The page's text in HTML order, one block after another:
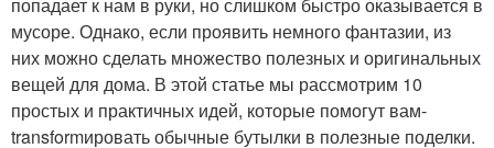
мусоре. Однако, если проявить немного фантазии, из
них можно сделать множество полезных и оригинальных
вещей для дома. В этой статье мы рассмотрим 10
простых и практичных идей, которые помогут вам-
transformировать обычные бутылки в полезные поделки.